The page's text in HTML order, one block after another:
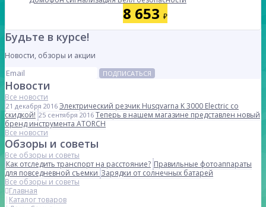
8 653 ₽
Будьте в курсе!
Новости, обзоры и акции
ПОДПИСАТЬСЯ
Новости
Все новости
21 декабря 2016 Электрический резчик Husqvarna K 3000 Electric со
скидкой! 25 сентября 2016 Теперь в нашем магазине представлен новый
бренд инструмента ATORCH
Все новости
Обзоры и советы
Все обзоры и советы
Как отследить транспорт на расстояние? Правильные фотоаппараты
для повседневной съемкиЗарядки от солнечных батарей
Все обзоры и советы
Главная
Каталог товаров